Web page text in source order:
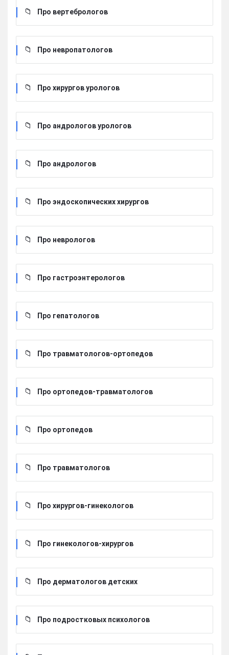
Про вертебрологов
Про невропатологов
Про хирургов урологов
Про андрологов урологов
Про андрологов
Про эндоскопических хирургов
Про неврологов
Про гастроэнтерологов
Про гепатологов
Про травматологов-ортопедов
Про ортопедов-травматологов
Про ортопедов
Про травматологов
Про хирургов-гинекологов
Про гинекологов-хирургов
Про дерматологов детских
Про подростковых психологов